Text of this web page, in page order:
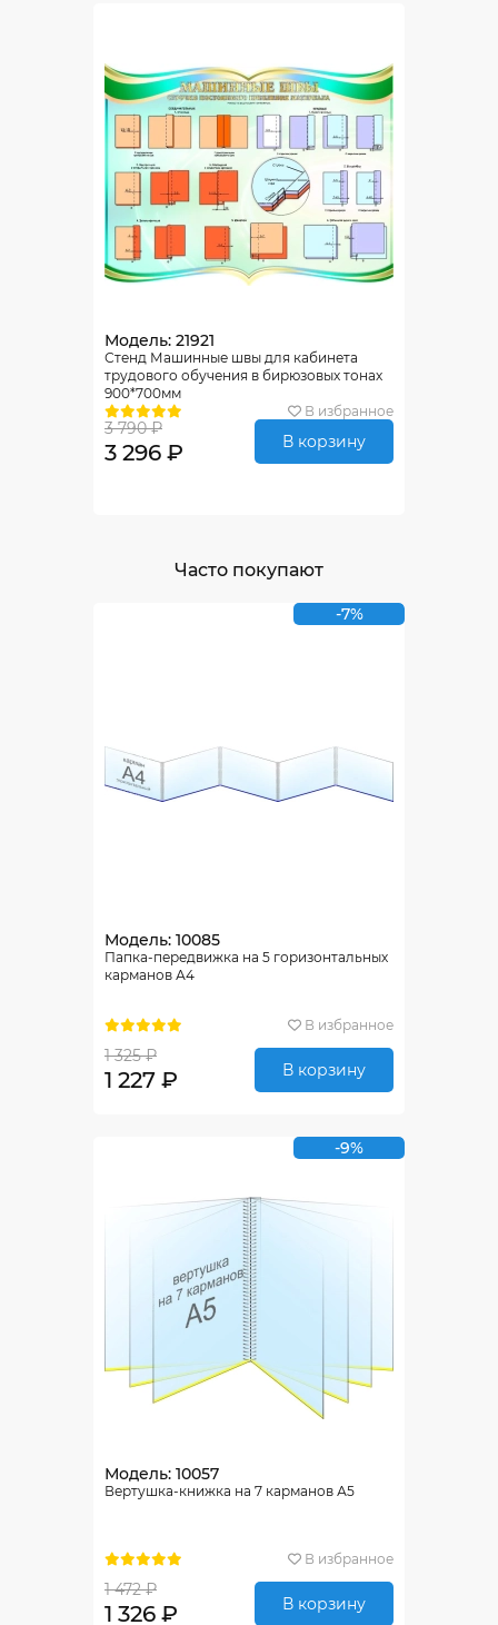
Модель: 21921
Стенд Машинные швы для кабинета
трудового обучения в бирюзовых тонах
900*700мм
В избранное
3 790 ₽
3 296 ₽ В корзину
Часто покупают
-7%
Модель: 10085
Папка-передвижка на 5 горизонтальных
карманов А4
В избранное
1 325 ₽
1 227 ₽ В корзину
-9%
Модель: 10057
Вертушка-книжка на 7 карманов А5
В избранное
1 472 ₽
1 326 ₽ В корзину